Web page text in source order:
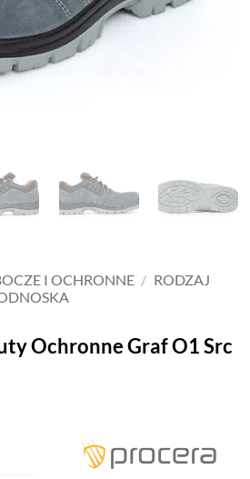
I OCHRONNE / RODZAJ
Ochronne Graf O1 Src